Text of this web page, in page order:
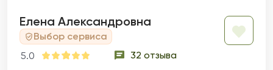
Елена Александровна
Выбор сервиса
5.0
32 отзыва